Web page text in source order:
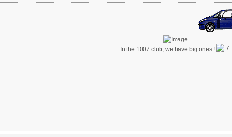
In the 1007 club, we have big ones !